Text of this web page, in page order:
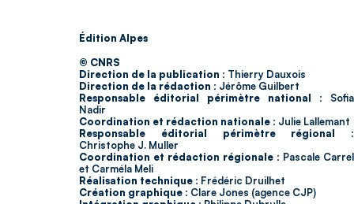
Édition Alpes
© CNRS
Direction de la publication : Thierry Dauxois
Direction de la rédaction : Jérôme Guilbert
Responsable éditorial périmètre national : Sofia
Nadir
Coordination et rédaction nationale : Julie Lallemant
Responsable éditorial périmètre régional :
Christophe J. Muller
Coordination et rédaction régionale : Pascale Carrel
et Carméla Meli
Réalisation technique : Frédéric Druilhet
Création graphique : Clare Jones (agence CJP)